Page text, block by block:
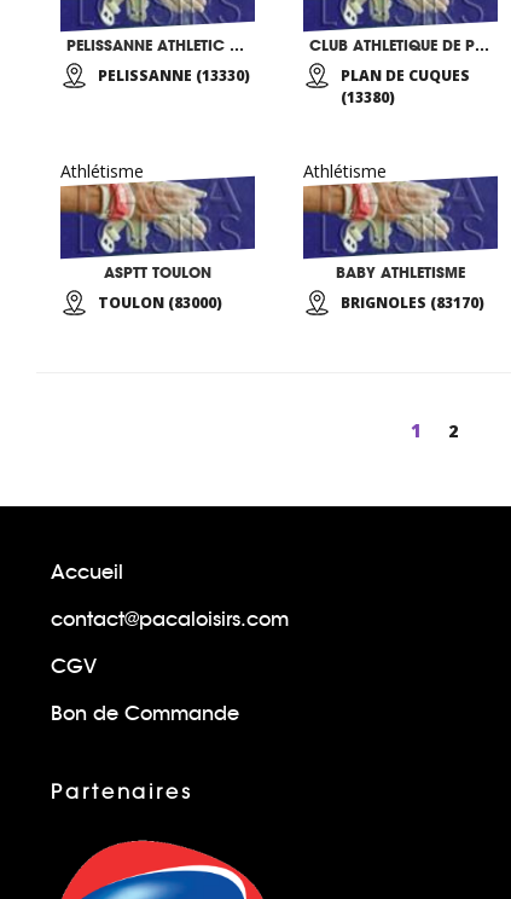
PELISSANNE ATHLETIC CLUB
PELISSANNE (13330)
CLUB ATHLETIQUE DE PLAN DE CUQUES
PLAN DE CUQUES
(13380)
Athlétisme
ASPTT TOULON
TOULON (83000)
Athlétisme
BABY ATHLETISME
BRIGNOLES (83170)
Page
1 Page
2
Accueil
contact@pacaloisirs.com
CGV
Bon de Commande
Partenaires